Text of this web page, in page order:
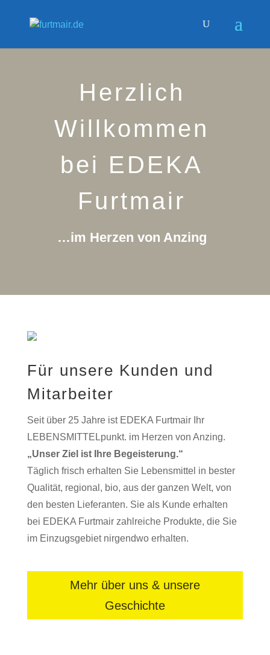
Herzlich
Willkommen
bei EDEKA
Furtmair
…im Herzen von Anzing
Für unsere Kunden und
Mitarbeiter
Seit über 25 Jahre ist EDEKA Furtmair Ihr
LEBENSMITTELpunkt. im Herzen von Anzing.
„Unser Ziel ist Ihre Begeisterung.“
Täglich frisch erhalten Sie Lebensmittel in bester
Qualität, regional, bio, aus der ganzen Welt, von
den besten Lieferanten. Sie als Kunde erhalten
bei EDEKA Furtmair zahlreiche Produkte, die Sie
im Einzugsgebiet nirgendwo erhalten.
Mehr über uns & unsere
Geschichte